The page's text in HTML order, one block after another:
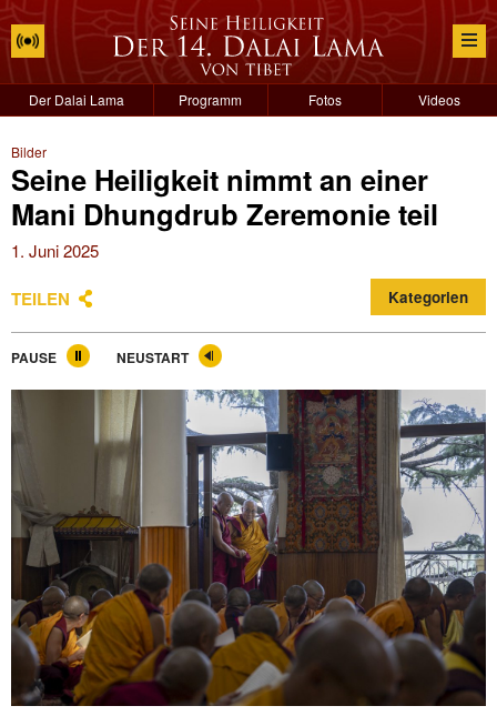
Der Dalai Lama Programm Fotos Videos
Bilder
Seine Heiligkeit nimmt an einer
Mani Dhungdrub Zeremonie teil
1. Juni 2025
TEILEN Kategorien
PAUSE NEUSTART